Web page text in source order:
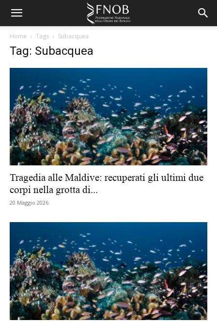
Home Tags Subacquea
Tag: Subacquea
Tragedia alle Maldive: recuperati gli ultimi due
corpi nella grotta di...
20 Maggio 2026